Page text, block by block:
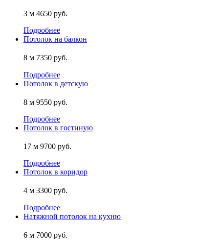
3 м 4650 руб.
Подробнее
Потолок на балкон
8 м 7350 руб.
Подробнее
Потолок в детскую
8 м 9550 руб.
Подробнее
Потолок в гостиную
17 м 9700 руб.
Подробнее
Потолок в коридор
4 м 3300 руб.
Подробнее
Натяжной потолок на кухню
6 м 7000 руб.